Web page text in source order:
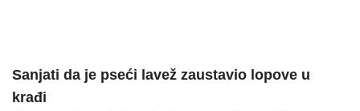
Sanjati da je pseći lavež zaustavio lopove u
krađi